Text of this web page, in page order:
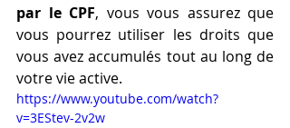
par le CPF, vous vous assurez que
vous pourrez utiliser les droits que
vous avez accumulés tout au long de
votre vie active.
https://www.youtube.com/watch?
v=3EStev-2v2w